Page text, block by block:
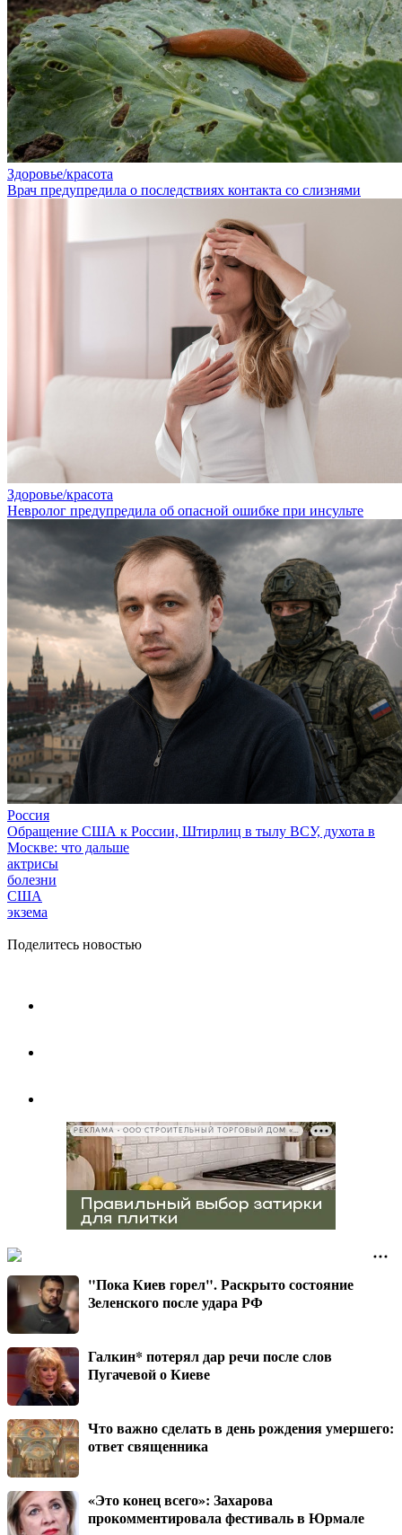
Здоровье/красота
Врач предупредила о последствиях контакта со слизнями
Здоровье/красота
Невролог предупредила об опасной ошибке при инсульте
Россия
Обращение США к России, Штирлиц в тылу ВСУ, духота в
Москве: что дальше
актрисы
болезни
США
экзема
Поделитесь новостью
РЕКЛАМА • ООО СТРОИТЕЛЬНЫЙ ТОРГОВЫЙ ДОМ «ПЕТРОВИЧ», ИНН 7802348846
"Пока Киев горел". Раскрыто состояние
Зеленского после удара РФ
Галкин* потерял дар речи после слов
Пугачевой о Киеве
Что важно сделать в день рождения умершего:
ответ священника
«Это конец всего»: Захарова
прокомментировала фестиваль в Юрмале